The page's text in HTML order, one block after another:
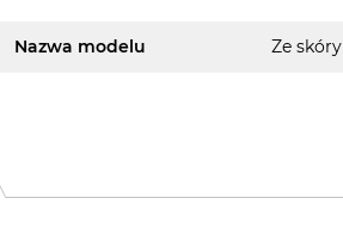
Nazwa modelu Ze skóry